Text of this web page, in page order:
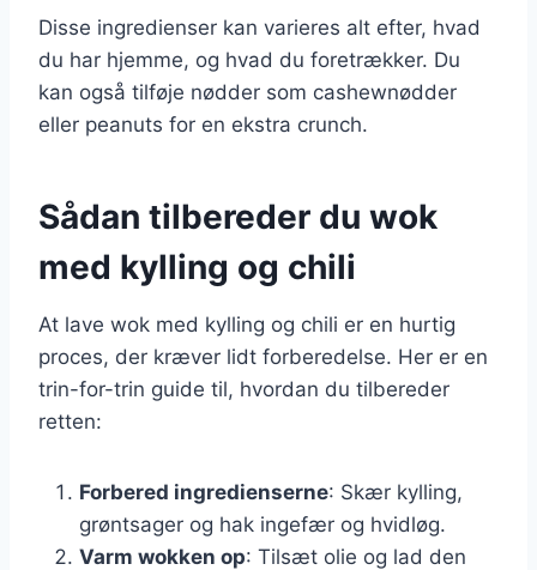
Disse ingredienser kan varieres alt efter, hvad
du har hjemme, og hvad du foretrækker. Du
kan også tilføje nødder som cashewnødder
eller peanuts for en ekstra crunch.
Sådan tilbereder du wok
med kylling og chili
At lave wok med kylling og chili er en hurtig
proces, der kræver lidt forberedelse. Her er en
trin-for-trin guide til, hvordan du tilbereder
retten:
Forbered ingredienserne: Skær kylling,
grøntsager og hak ingefær og hvidløg.
Varm wokken op: Tilsæt olie og lad den